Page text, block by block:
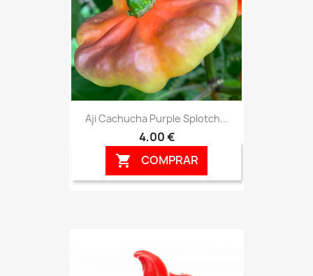
Aji Cachucha Purple Splotch...
4,00 €
 COMPRAR